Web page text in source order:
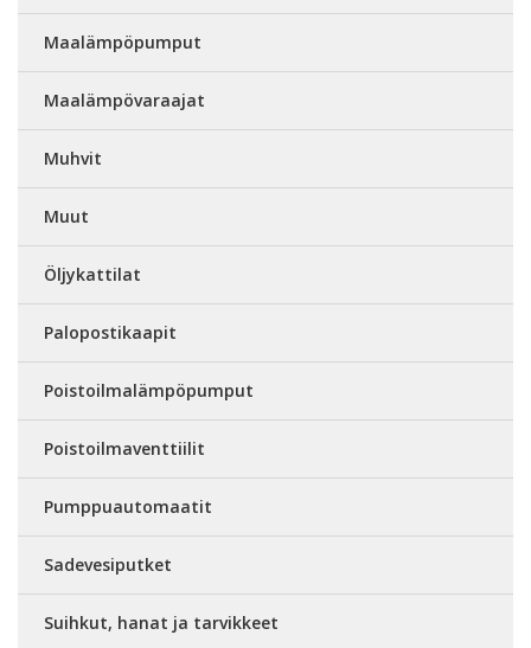
Maalämpöpumput
Maalämpövaraajat
Muhvit
Muut
Öljykattilat
Palopostikaapit
Poistoilmalämpöpumput
Poistoilmaventtiilit
Pumppuautomaatit
Sadevesiputket
Suihkut, hanat ja tarvikkeet